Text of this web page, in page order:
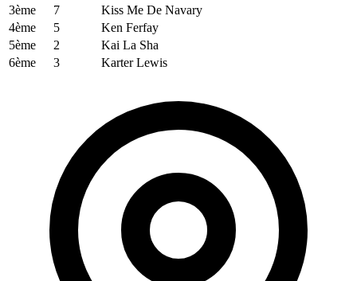
3ème
7
Kiss Me De Navary
4ème
5
Ken Ferfay
5ème
2
Kai La Sha
6ème
3 Karter Lewis